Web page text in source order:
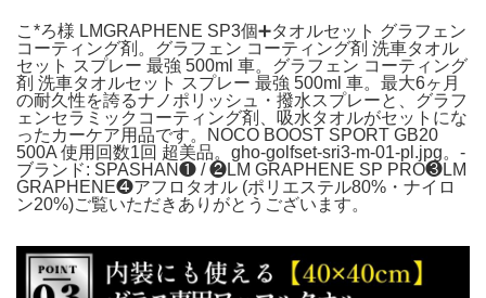
こ*ろ様 LMGRAPHENE SP3個➕タオルセット グラフェン
コーティング剤。グラフェン コーティング剤 洗車タオル
セット スプレー 最強 500ml 車。グラフェン コーティング
剤 洗車タオルセット スプレー 最強 500ml 車。最大6ヶ月
の耐久性を誇るナノポリッシュ・撥水スプレーと、グラフ
ェンセラミックコーティング剤、吸水タオルがセットにな
ったカーケア用品です。NOCO BOOST SPORT GB20
500A 使用回数1回 超美品。gho-golfset-sri3-m-01-pl.jpg。-
ブランド: SPASHAN❶ / ❷LM GRAPHENE SP PRO❸LM
GRAPHENE❹アフロタオル (ポリエステル80%・ナイロ
ン20%)ご覧いただきありがとうございます。